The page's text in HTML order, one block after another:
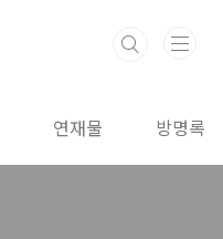
연재물 방명록